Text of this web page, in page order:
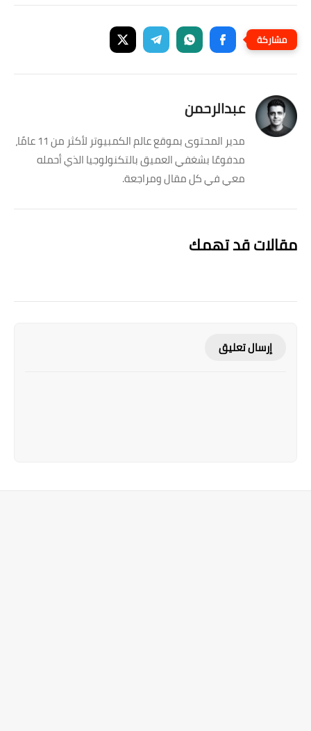
عبدالرحمن
مدير المحتوى بموقع عالم الكمبيوتر لأكثر من 11 عامًا،
مدفوعًا بشغفي العميق بالتكنولوجيا الذي أحمله
معي في كل مقال ومراجعة.
مقالات قد تهمك
إرسال تعليق